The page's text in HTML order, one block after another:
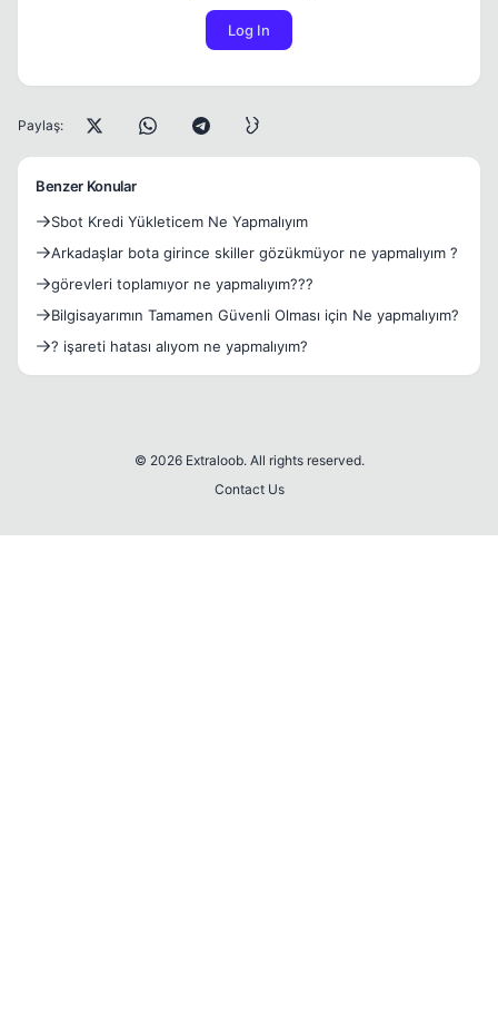
Log In
Paylaş:
Benzer Konular
Sbot Kredi Yükleticem Ne Yapmalıyım
Arkadaşlar bota girince skiller gözükmüyor ne yapmalıyım ?
görevleri toplamıyor ne yapmalıyım???
Bilgisayarımın Tamamen Güvenli Olması için Ne yapmalıyım?
? işareti hatası alıyom ne yapmalıyım?
© 2026 Extraloob. All rights reserved.
Contact Us